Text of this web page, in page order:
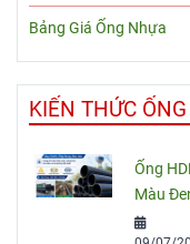
Bảng Giá Ống Nhựa
KIẾN THỨC
Ống
Màu
Sọc